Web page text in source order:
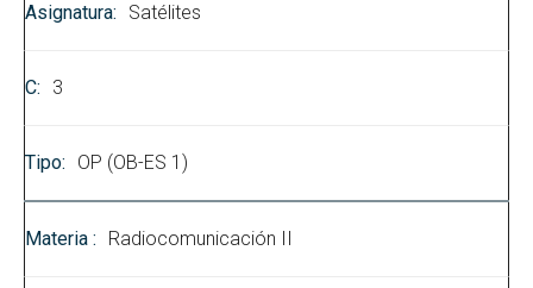
Satélites
3
OP (OB-ES 1)
Radiocomunicación II